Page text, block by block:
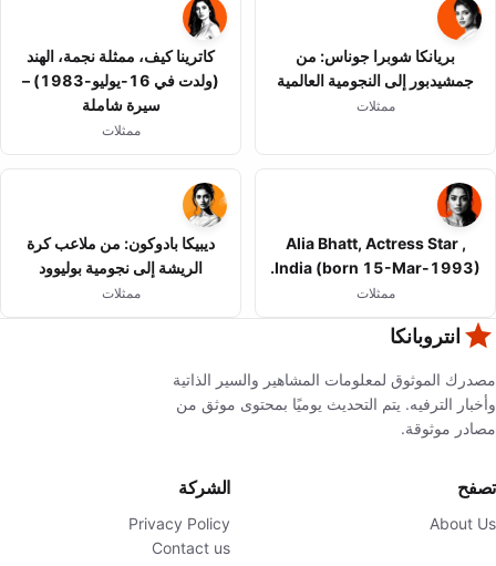
بريانكا شوبرا جوناس: من
جمشيدبور إلى النجومية العالمية
ممثلات
كاترينا كيف، ممثلة نجمة، الهند
(ولدت في 16-يوليو-1983) –
سيرة شاملة
ممثلات
Alia Bhatt, Actress Star ,
India (born 15-Mar-1993).
ممثلات
ديبيكا بادوكون: من ملاعب كرة
الريشة إلى نجومية بوليوود
ممثلات
انتروبانكا
مصدرك الموثوق لمعلومات المشاهير والسير الذاتية
وأخبار الترفيه. يتم التحديث يوميًا بمحتوى موثق من
مصادر موثوقة.
تصفح
About Us
الشركة
Privacy Policy
Contact us